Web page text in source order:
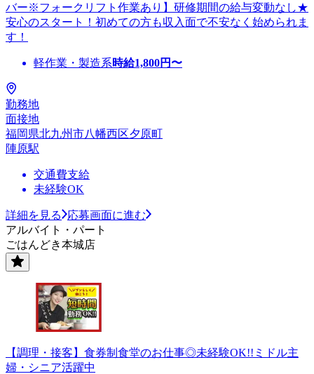
バー※フォークリフト作業あり】研修期間の給与変動なし★
安心のスタート！初めての方も収入面で不安なく始められま
す！
軽作業・製造系時給1,800円〜
勤務地
面接地
福岡県北九州市八幡西区夕原町
陣原駅
交通費支給
未経験OK
詳細を見る
応募画面に進む
アルバイト・パート
ごはんどき本城店
【調理・接客】食券制食堂のお仕事◎未経験OK!!ミドル主
婦・シニア活躍中